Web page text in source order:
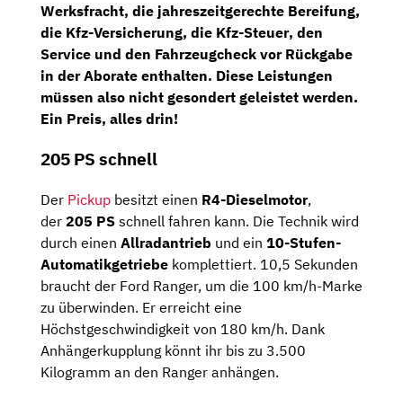
Werksfracht, die jahreszeitgerechte Bereifung,
die Kfz-Versicherung, die Kfz-Steuer, den
Service und den Fahrzeugcheck vor Rückgabe
in der Aborate enthalten. Diese Leistungen
müssen also nicht gesondert geleistet werden.
Ein Preis, alles drin!
205 PS schnell
Der Pickup besitzt einen R4-Dieselmotor,
der 205 PS schnell fahren kann. Die Technik wird
durch einen Allradantrieb und ein 10-Stufen-
Automatikgetriebe komplettiert. 10,5 Sekunden
braucht der Ford Ranger, um die 100 km/h-Marke
zu überwinden. Er erreicht eine
Höchstgeschwindigkeit von 180 km/h. Dank
Anhängerkupplung könnt ihr bis zu 3.500
Kilogramm an den Ranger anhängen.